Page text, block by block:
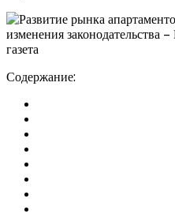
Содержание: